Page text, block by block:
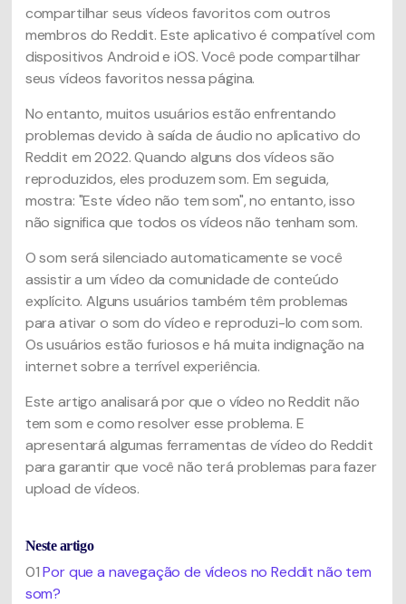
compartilhar seus vídeos favoritos com outros
membros do Reddit. Este aplicativo é compatível com
dispositivos Android e iOS. Você pode compartilhar
seus vídeos favoritos nessa página.
No entanto, muitos usuários estão enfrentando
problemas devido à saída de áudio no aplicativo do
Reddit em 2022. Quando alguns dos vídeos são
reproduzidos, eles produzem som. Em seguida,
mostra: "Este vídeo não tem som", no entanto, isso
não significa que todos os vídeos não tenham som.
O som será silenciado automaticamente se você
assistir a um vídeo da comunidade de conteúdo
explícito. Alguns usuários também têm problemas
para ativar o som do vídeo e reproduzi-lo com som.
Os usuários estão furiosos e há muita indignação na
internet sobre a terrível experiência.
Este artigo analisará por que o vídeo no Reddit não
tem som e como resolver esse problema. E
apresentará algumas ferramentas de vídeo do Reddit
para garantir que você não terá problemas para fazer
upload de vídeos.
Neste artigo
01 Por que a navegação de vídeos no Reddit não tem
som?